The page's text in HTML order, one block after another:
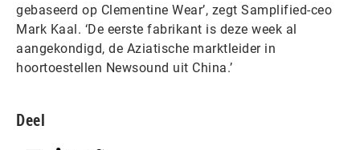
gebaseerd op Clementine Wear’, zegt Samplified-ceo
Mark Kaal. ‘De eerste fabrikant is deze week al
aangekondigd, de Aziatische marktleider in
hoortoestellen Newsound uit China.’
Deel